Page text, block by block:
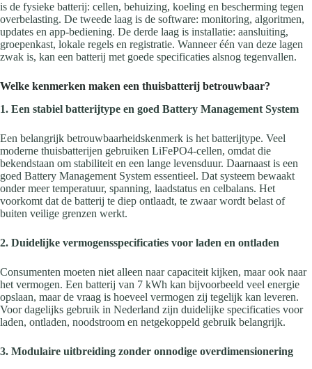
is de fysieke batterij: cellen, behuizing, koeling en bescherming tegen
overbelasting. De tweede laag is de software: monitoring, algoritmen,
updates en app-bediening. De derde laag is installatie: aansluiting,
groepenkast, lokale regels en registratie. Wanneer één van deze lagen
zwak is, kan een batterij met goede specificaties alsnog tegenvallen.
Welke kenmerken maken een thuisbatterij betrouwbaar?
1. Een stabiel batterijtype en goed Battery Management System
Een belangrijk betrouwbaarheidskenmerk is het batterijtype. Veel
moderne thuisbatterijen gebruiken LiFePO4-cellen, omdat die
bekendstaan om stabiliteit en een lange levensduur. Daarnaast is een
goed Battery Management System essentieel. Dat systeem bewaakt
onder meer temperatuur, spanning, laadstatus en celbalans. Het
voorkomt dat de batterij te diep ontlaadt, te zwaar wordt belast of
buiten veilige grenzen werkt.
2. Duidelijke vermogensspecificaties voor laden en ontladen
Consumenten moeten niet alleen naar capaciteit kijken, maar ook naar
het vermogen. Een batterij van 7 kWh kan bijvoorbeeld veel energie
opslaan, maar de vraag is hoeveel vermogen zij tegelijk kan leveren.
Voor dagelijks gebruik in Nederland zijn duidelijke specificaties voor
laden, ontladen, noodstroom en netgekoppeld gebruik belangrijk.
3. Modulaire uitbreiding zonder onnodige overdimensionering